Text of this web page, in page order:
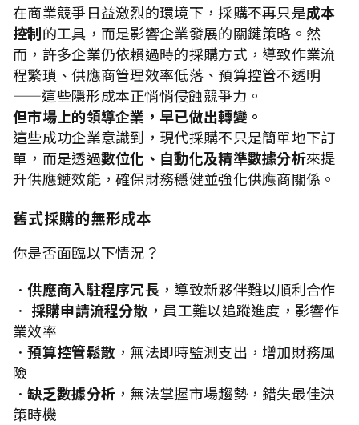
在商業競爭日益激烈的環境下，採購不再只是成本
控制的工具，而是影響企業發展的關鍵策略。然
而，許多企業仍依賴過時的採購方式，導致作業流
程繁瑣、供應商管理效率低落、預算控管不透明
——這些隱形成本正悄悄侵蝕競爭力。
但市場上的領導企業，早已做出轉變。
這些成功企業意識到，現代採購不只是簡單地下訂
單，而是透過數位化、自動化及精準數據分析來提
升供應鏈效能，確保財務穩健並強化供應商關係。
舊式採購的無形成本
你是否面臨以下情況？
．供應商入駐程序冗長 ，導致新夥伴難以順利合作
． 採購申請流程分散 ，員工難以追蹤進度，影響作
業效率
．預算控管鬆散 ，無法即時監測支出，增加財務風
險
．缺乏數據分析 ，無法掌握市場趨勢，錯失最佳決
策時機